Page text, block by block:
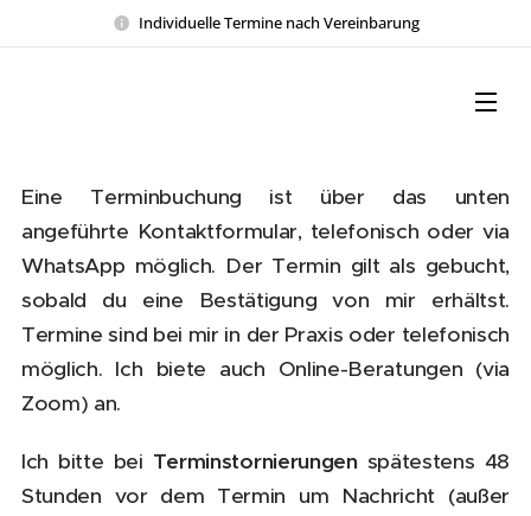
Individuelle Termine nach Vereinbarung
Eine Terminbuchung ist über das unten
angeführte Kontaktformular, telefonisch oder via
WhatsApp möglich. Der Termin gilt als gebucht,
sobald du eine Bestätigung von mir erhältst.
Termine sind bei mir in der Praxis oder telefonisch
möglich. Ich biete auch Online-Beratungen (via
Zoom) an.
Ich bitte bei Terminstornierungenspätestens 48
Stunden vor dem Termin um Nachricht (außer